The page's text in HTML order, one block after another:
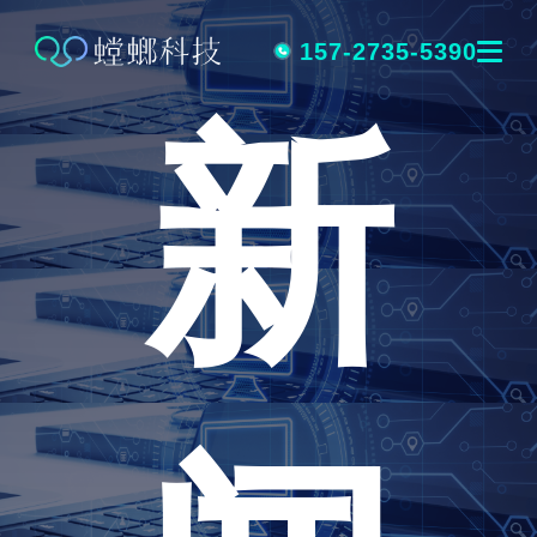
跳
内
容
157-2735-5390
新